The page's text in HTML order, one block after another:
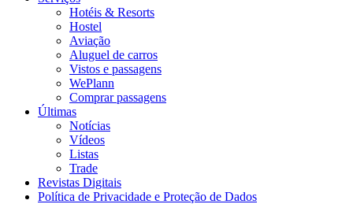
Hotéis & Resorts
Hostel
Aviação
Aluguel de carros
Vistos e passagens
WePlann
Comprar passagens
Últimas
Notícias
Vídeos
Listas
Trade
Revistas Digitais
Política de Privacidade e Proteção de Dados